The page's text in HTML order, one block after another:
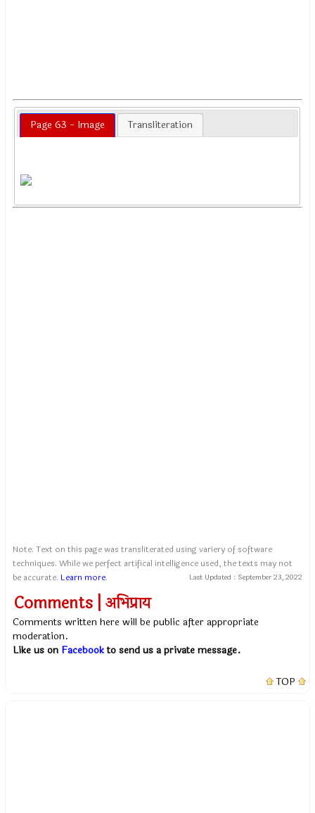
Page 63 - Image Transliteration
Note: Text on this page was transliterated using variery of software
techniques. While we perfect artifical intelligence used, the texts may not
be accurate. Learn more. Last Updated : September 23, 2022
Comments | अभिप्राय
Comments written here will be public after appropriate
moderation.
Like us on Facebookto send us a private message.
TOP